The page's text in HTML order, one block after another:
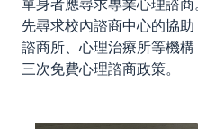
先尋求校內諮商中心的協
諮商所、心理治療所等機
三次免費心理諮商政策。